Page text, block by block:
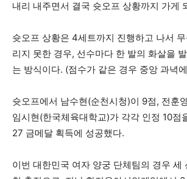
내리 내주면서 결국 슛오프 상황까지 가게
슛오프 상황은 4세트까지 진행하고 나서
리지 못한 경우, 선수마다 한 발의 화살을
는 방식이다. (점수가 같은 경우 중앙 과녁
슛오프에서 남수현(순천시청)이 9점, 전훈
임시현(한국체육대학교)가 각각 인정 10점
27 금메달 획득에 성공했다.
이번 대한민국 여자 양궁 단체팀의 경우 세